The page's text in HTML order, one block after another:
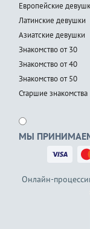
Европейские
Латинские девушки
Азиатские девушки
Знакомство от 30
Знакомство от 40
Знакомство от 50
Старшие знакомства
МЫ
Онлайн-